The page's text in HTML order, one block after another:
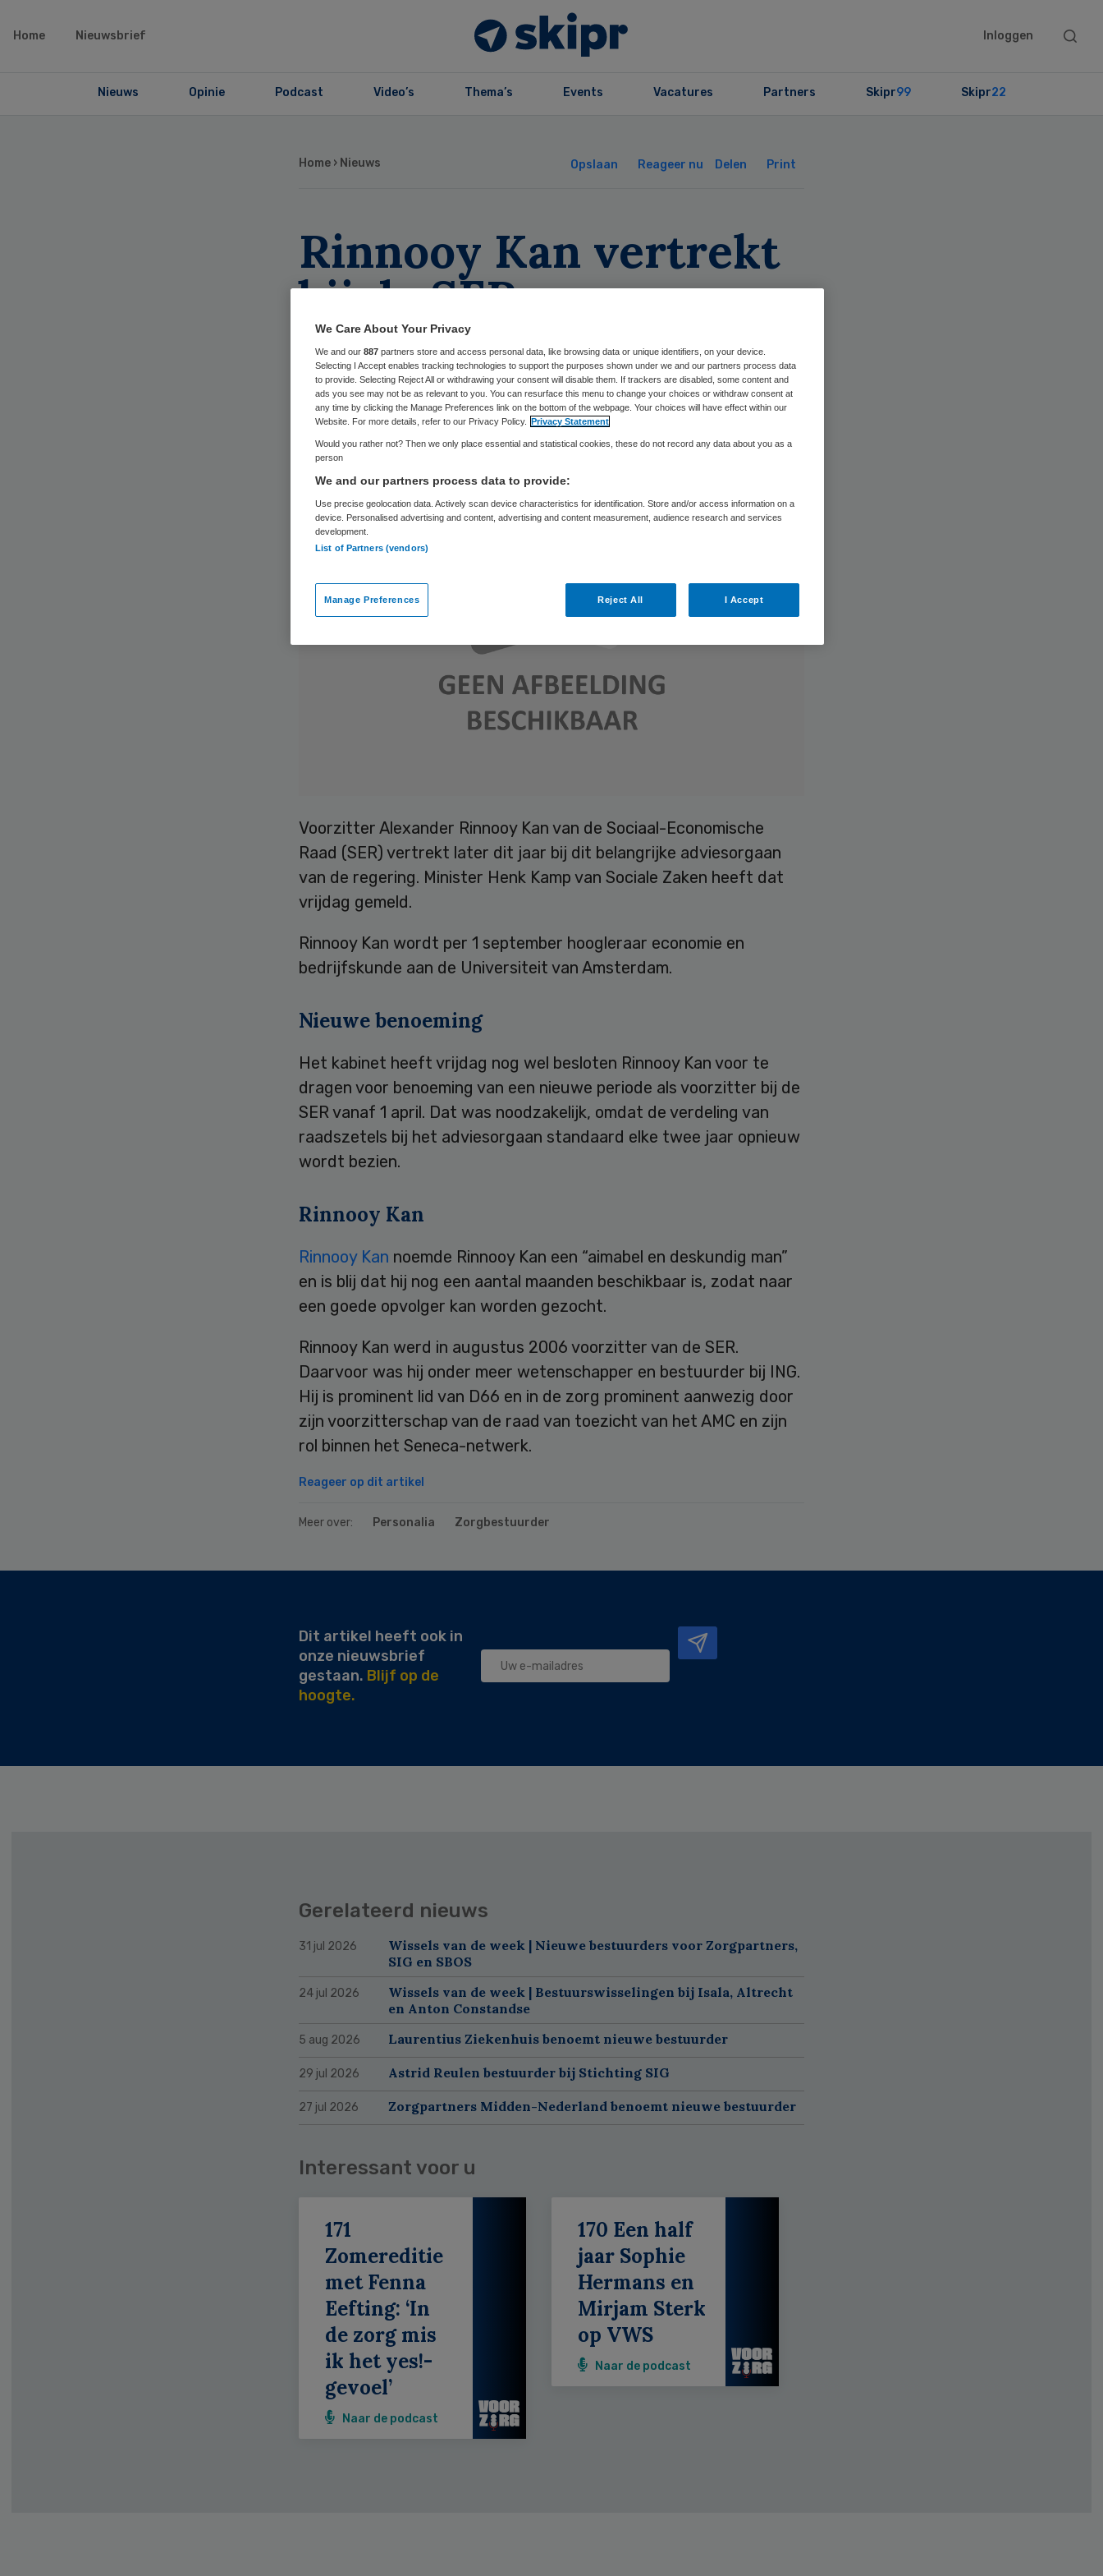
Home Nieuwsbrief Inloggen
Search
Nieuws Opinie Podcast Video’s Thema’s Events Vacatures Partners Skipr99 Skipr22
Home › Nieuws Opslaan Reageer nu Delen Print
Rinnooy Kan vertrekt
bij de SER
Skipr Redactie 16 maart 2012,12:25 50 keer gelezen
Voorzitter Alexander Rinnooy Kan van de Sociaal-Economische
Raad (SER) vertrekt later dit jaar bij dit belangrijke adviesorgaan
van de regering. Minister Henk Kamp van Sociale Zaken heeft dat
vrijdag gemeld.
Rinnooy Kan wordt per 1 september hoogleraar economie en
bedrijfskunde aan de Universiteit van Amsterdam.
Nieuwe benoeming
Het kabinet heeft vrijdag nog wel besloten Rinnooy Kan voor te
dragen voor benoeming van een nieuwe periode als voorzitter bij de
SER vanaf 1 april. Dat was noodzakelijk, omdat de verdeling van
raadszetels bij het adviesorgaan standaard elke twee jaar opnieuw
wordt bezien.
Rinnooy Kan
Rinnooy Kan noemde Rinnooy Kan een “aimabel en deskundig man”
en is blij dat hij nog een aantal maanden beschikbaar is, zodat naar
een goede opvolger kan worden gezocht.
Rinnooy Kan werd in augustus 2006 voorzitter van de SER.
Daarvoor was hij onder meer wetenschapper en bestuurder bij ING.
Hij is prominent lid van D66 en in de zorg prominent aanwezig door
zijn voorzitterschap van de raad van toezicht van het AMC en zijn
rol binnen het Seneca-netwerk.
Reageer op dit artikel
Meer over: Personalia Zorgbestuurder
Dit artikel heeft ook in
onze nieuwsbrief
gestaan. Blijf op de
hoogte.
Gerelateerd nieuws
31 jul 2026
Wissels van de week | Nieuwe bestuurders voor Zorgpartners,
SIG en SBOS
24 jul 2026
Wissels van de week | Bestuurswisselingen bij Isala, Altrecht
en Anton Constandse
5 aug 2026 Laurentius Ziekenhuis benoemt nieuwe bestuurder
29 jul 2026 Astrid Reulen bestuurder bij Stichting SIG
27 jul 2026 Zorgpartners Midden-Nederland benoemt nieuwe bestuurder
Interessant voor u
171
Zomereditie
met Fenna
Eefting: ‘In
de zorg mis
ik het yes!-
gevoel’
Naar de podcast
170 Een half
jaar Sophie
Hermans en
Mirjam Sterk
op VWS
Naar de podcast
We Care About Your Privacy
We and our 887 partners store and access personal data, like browsing data or unique identifiers, on your device.
Selecting I Accept enables tracking technologies to support the purposes shown under we and our partners process data
to provide. Selecting Reject All or withdrawing your consent will disable them. If trackers are disabled, some content and
ads you see may not be as relevant to you. You can resurface this menu to change your choices or withdraw consent at
any time by clicking the Manage Preferences link on the bottom of the webpage. Your choices will have effect within our
Website. For more details, refer to our Privacy Policy. Privacy Statement
Would you rather not? Then we only place essential and statistical cookies, these do not record any data about you as a
person
We and our partners process data to provide:
Use precise geolocation data. Actively scan device characteristics for identification. Store and/or access information on a
device. Personalised advertising and content, advertising and content measurement, audience research and services
development.
List of Partners (vendors)
Manage Preferences Reject All I Accept